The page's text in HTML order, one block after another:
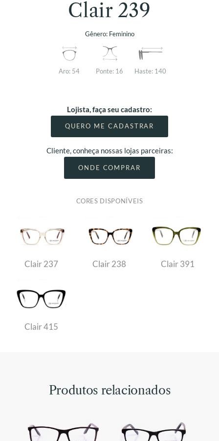
Clair 239
Gênero: Feminino
Aro: 54 Ponte: 16 Haste: 140
Lojista, faça seu cadastro:
QUERO ME CADASTRAR
Cliente, conheça nossas lojas parceiras:
ONDE COMPRAR
CORES DISPONÍVEIS
Clair 237 Clair 238 Clair 391
Clair 415
Produtos relacionados